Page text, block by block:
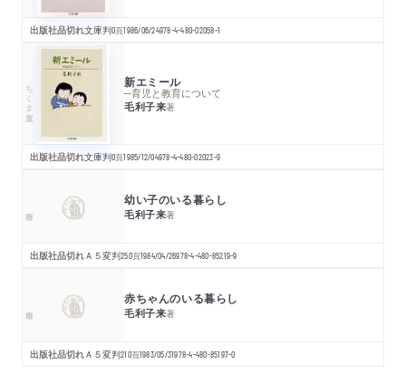
出版社品切れ文庫判0頁1986/06/24978-4-480-02058-1
ちくま文庫 新エミール
─育児と教育について
毛利子来著
出版社品切れ文庫判0頁1985/12/04978-4-480-02023-9
幼い子のいる暮らし
毛利子来著
出版社品切れＡ５変判250頁1984/04/26978-4-480-85219-9
赤ちゃんのいる暮らし
毛利子来著
出版社品切れＡ５変判210頁1983/05/31978-4-480-85197-0